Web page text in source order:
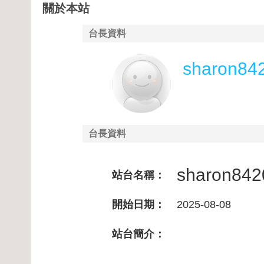
關於本站
台長資料
台長資料
站台名稱：
開始日期： 2025-08-08
站台簡介：